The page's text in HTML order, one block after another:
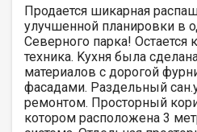
Продается шикарная
улучшенной планировки в
Северного парка! Остается
техника. Kухня была
материалов с дорогой
фасадами. Раздельный
ремонтом. Просторный
котором расположена 3